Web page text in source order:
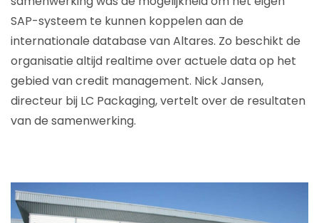
SAP-systeem te kunnen koppelen aan de
internationale database van Altares. Zo beschikt de
organisatie altijd realtime over actuele data op het
gebied van credit management. Nick Jansen,
directeur bij LC Packaging, vertelt over de resultaten
van de samenwerking.